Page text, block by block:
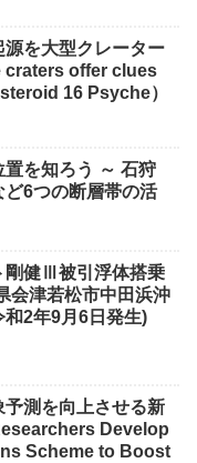
を大型クレーター
craters offer clues
16 Psyche）
を知ろう ～ 石狩
6つの断層帯の活
剛健Ⅲ被引浮体搭乗
会津若松市中田浜沖
和2年9月6日発生)
測を向上させる新
Develop
Scheme to Boost